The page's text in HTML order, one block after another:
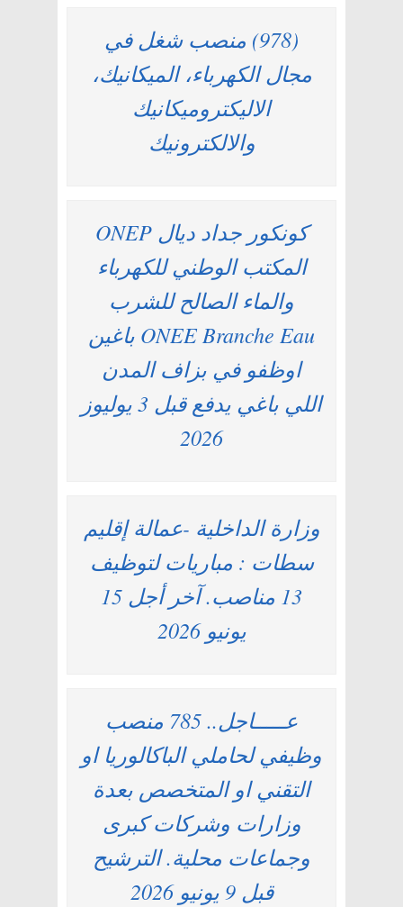
(978) منصب شغل في
مجال الكهرباء، الميكانيك،
الاليكتروميكانيك
والالكترونيك
كونكور جداد ديال ONEP
المكتب الوطني للكهرباء
والماء الصالح للشرب
ONEE Branche Eau باغين
اوظفو في بزاف المدن
اللي باغي يدفع قبل 3 يوليوز
2026
وزارة الداخلية -عمالة إقليم
سطات : مباريات لتوظيف
13 مناصب. آخر أجل 15
يونيو 2026
عـــــاجل.. 785 منصب
وظيفي لحاملي الباكالوريا او
التقني او المتخصص بعدة
وزارات وشركات كبرى
وجماعات محلية. الترشيح
قبل 9 يونيو 2026